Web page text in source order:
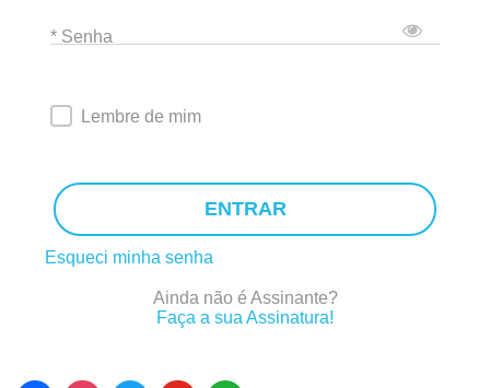
* Senha
Lembre de mim
ENTRAR
Esqueci minha senha
Ainda não é Assinante?
Faça a sua Assinatura!